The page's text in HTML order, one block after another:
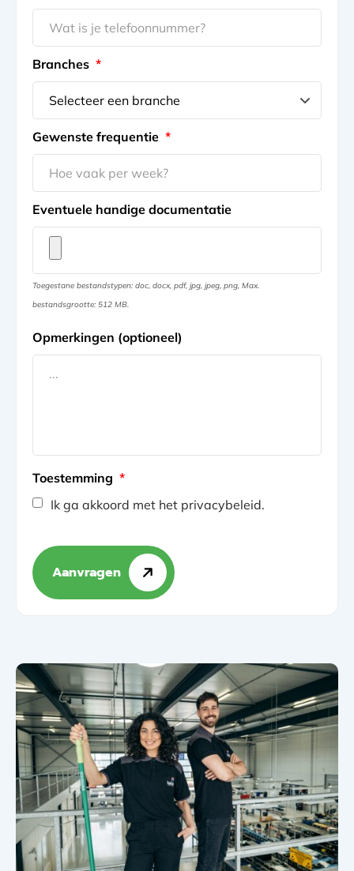
Branches *
Gewenste frequentie *
Eventuele handige documentatie
Toegestane bestandstypen: doc, docx, pdf, jpg, jpeg, png, Max.
bestandsgrootte: 512 MB.
Opmerkingen (optioneel)
Toestemming *
Ik ga akkoord met het privacybeleid.
Aanvragen